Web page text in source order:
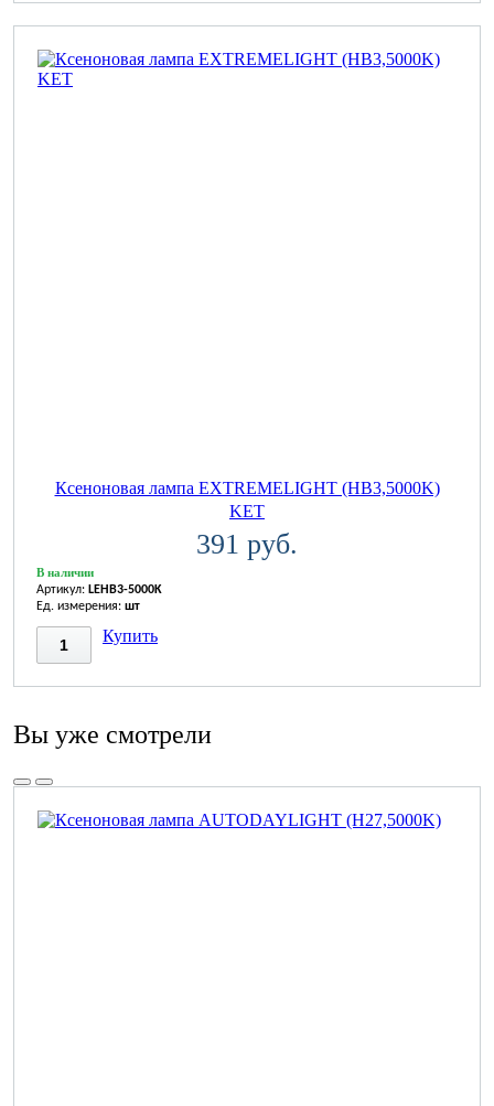
Ксеноновая лампа EXTREMELIGHT (HB3,5000K)
KET
391 руб.
В наличии
Артикул: LEHB3-5000K
Ед. измерения: шт
Купить
Вы уже смотрели